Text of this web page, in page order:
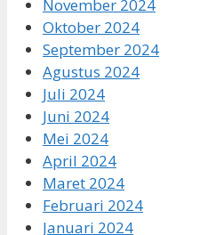
November 2024
Oktober 2024
September 2024
Agustus 2024
Juli 2024
Juni 2024
Mei 2024
April 2024
Maret 2024
Februari 2024
Januari 2024